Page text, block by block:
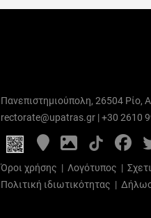
Πανεπιστημιούπολη, 26504 Ρίο,
rectorate@upatras.gr|+30 2610
Google
Maps
Photo
Gallery
Όροι χρήσης | Λογότυπος |
Πολιτική ιδιωτικότητας |